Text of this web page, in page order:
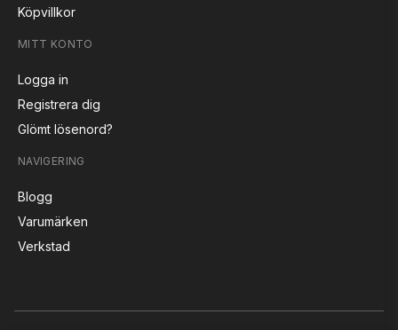
Köpvillkor
MITT KONTO
Logga in
Registrera dig
Glömt lösenord?
NAVIGERING
Blogg
Varumärken
Verkstad